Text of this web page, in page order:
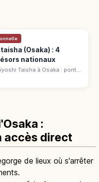
(Osaka) : 4
nationaux
:
de lieux où s'arrêter